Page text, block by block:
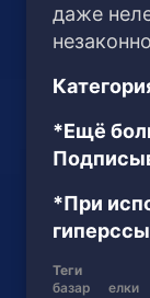
даже
*Ещё
*При
Теги
базар
елки